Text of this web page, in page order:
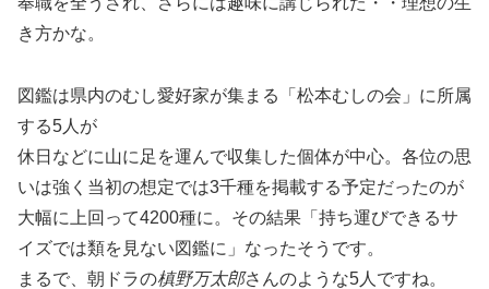
き方かな。
図鑑は県内のむし愛好家が集まる「松本むしの会」に所属
する5人が
休日などに山に足を運んで収集した個体が中心。各位の思
いは強く当初の想定では3千種を掲載する予定だったのが
大幅に上回って4200種に。その結果「持ち運びできるサ
イズでは類を見ない図鑑に」なったそうです。
まるで、朝ドラの槙野万太郎さんのような5人ですね。